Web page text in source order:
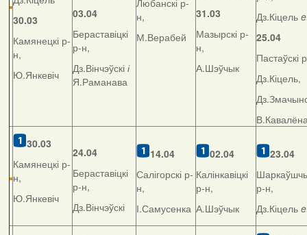
30.03
Камянецкі р-
н,
Ю.Янкевіч
03.04
Бераставіцкі
р-н,
Дз.Вінчэўскі і
Я.Раманава
Любанскі р-
н,
М.Верабей
31.03
Мазырскі р-
н,
А.Шэўчык
Дз.Кіцель
25.04
Пастаўскі
Дз.Кіцель,
30.03
Камянецкі р-
н,
Ю.Янкевіч
24.04
Бераставіцкі
р-н,
Дз.Вінчэўскі
14.04
Салігорскі р-
н,
І.Самусенка
02.04
Калінкавіцкі
р-н,
А.Шэўчык
23.04
р-н,
Дз.Кіцель